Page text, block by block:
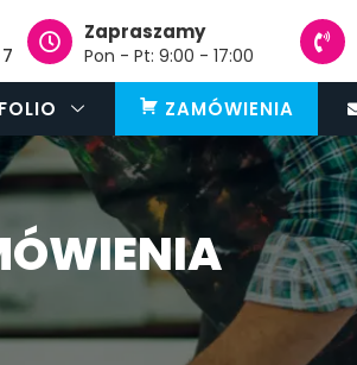
Zapraszamy
Pon - Pt: 9:00 - 17:00
ZAMÓWIENIA